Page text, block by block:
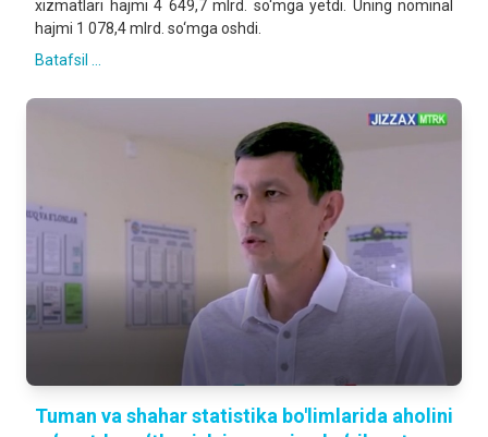
xizmatlari hajmi 4 649,7 mlrd. so‘mga yetdi. Uning nominal
hajmi 1 078,4 mlrd. so‘mga oshdi.
Batafsil ...
Tuman va shahar statistika bo'limlarida aholini